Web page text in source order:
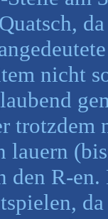
nicht
lauern
den R-